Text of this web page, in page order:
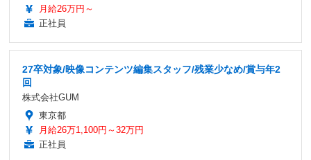
月給26万円～
正社員
27卒対象/映像コンテンツ編集スタッフ/残業少なめ/賞与年2
回
株式会社GUM
東京都
月給26万1,100円～32万円
正社員